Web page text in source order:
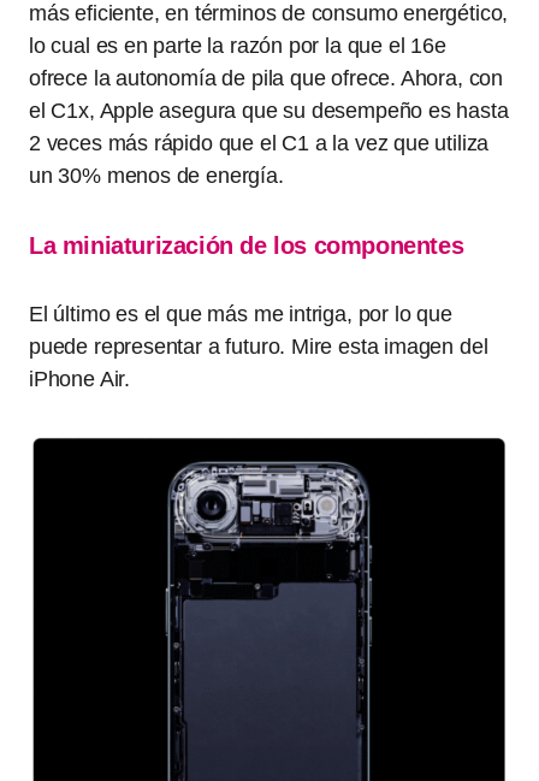
más eficiente, en términos de consumo energético,
lo cual es en parte la razón por la que el 16e
ofrece la autonomía de pila que ofrece. Ahora, con
el C1x, Apple asegura que su desempeño es hasta
2 veces más rápido que el C1 a la vez que utiliza
un 30% menos de energía.
La miniaturización de los componentes
El último es el que más me intriga, por lo que
puede representar a futuro. Mire esta imagen del
iPhone Air.